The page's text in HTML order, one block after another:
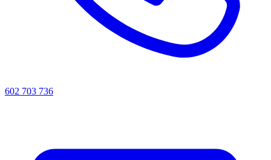
602 703 736